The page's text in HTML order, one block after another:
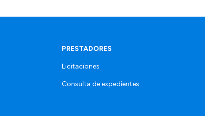
PRESTADORES
Licitaciones
Consulta de expedientes